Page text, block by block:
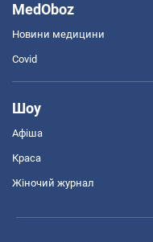
MedOboz
Новини медицини
Covid
Шоу
Афіша
Краса
Жіночий журнал